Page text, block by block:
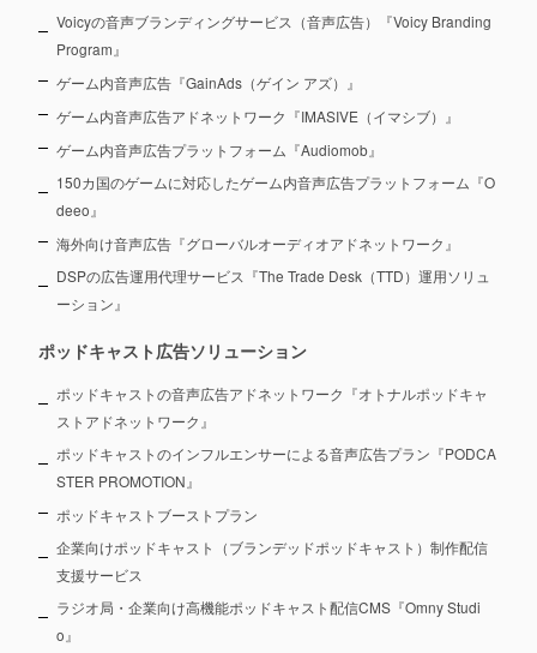
Voicyの音声ブランディングサービス（音声広告）『Voicy Branding
Program』
ゲーム内音声広告『GainAds（ゲイン アズ）』
ゲーム内音声広告アドネットワーク『IMASIVE（イマシブ）』
ゲーム内音声広告プラットフォーム『Audiomob』
150カ国のゲームに対応したゲーム内音声広告プラットフォーム『O
deeo』
海外向け音声広告『グローバルオーディオアドネットワーク』
DSPの広告運用代理サービス『The Trade Desk（TTD）運用ソリュ
ーション』
ポッドキャスト広告ソリューション
ポッドキャストの音声広告アドネットワーク『オトナルポッドキャ
ストアドネットワーク』
ポッドキャストのインフルエンサーによる音声広告プラン『PODCA
STER PROMOTION』
ポッドキャストブーストプラン
企業向けポッドキャスト（ブランデッドポッドキャスト）制作配信
支援サービス
ラジオ局・企業向け高機能ポッドキャスト配信CMS『Omny Studi
o』